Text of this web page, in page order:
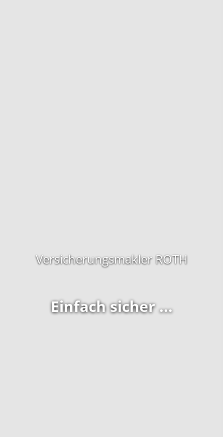
Versicherungsmakler ROTH
Einfach sicher ...